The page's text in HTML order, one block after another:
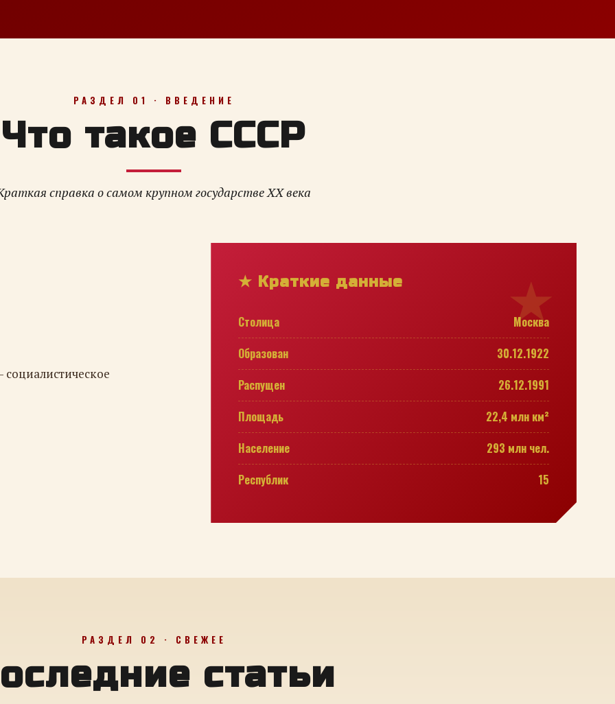
РАЗДЕЛ 01 · ВВЕДЕНИЕ
Что такое СССР
справка о самом крупном государстве XX века
★ Краткие данные
Столица
Москва
Образован
30.12.1922
Распущен
26.12.1991
Площадь
22,4 млн км²
Население
293 млн чел.
Республик
15
РАЗДЕЛ 02 · СВЕЖЕЕ
статьи